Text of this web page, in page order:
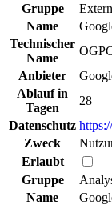
Gruppe
Name
Technischer
Name
Anbieter
Ablauf in
Tagen
28
Datenschutz
Zweck
Erlaubt
Gruppe
Name